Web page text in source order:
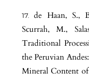
de Haan, S.,
Scurrah, M.,
Traditional
the Peruvian
Mineral Content